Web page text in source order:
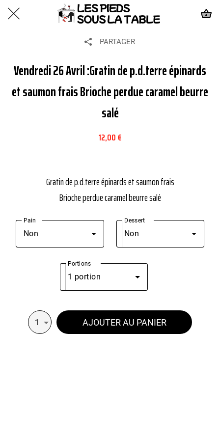
PARTAGER
Vendredi 26 Avril :Gratin de p.d.terre épinards
et saumon frais Brioche perdue caramel beurre
salé
12,00 €
Gratin de p.d.terre épinards et saumon frais
Brioche perdue caramel beurre salé
Pain
Non
Dessert
Non
Portions
1 portion
1 AJOUTER AU PANIER